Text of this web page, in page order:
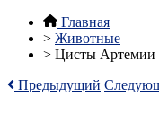
Главная
> Животные
> Цисты Артемии
Предыдущий